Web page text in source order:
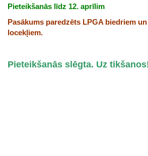
Pieteikšanās līdz 12. aprīlim
Pasākums paredzēts LPGA biedriem
locekļiem.
Pieteikšanās slēgta. Uz